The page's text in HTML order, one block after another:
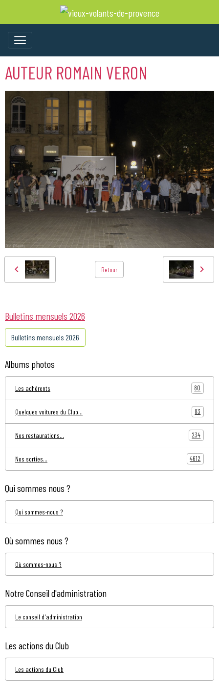
AUTEUR ROMAIN VERON
Retour
Bulletins mensuels 2026
Bulletins mensuels 2026
Albums photos
Les adhérents 80
Quelques voitures du Club... 83
Nos restaurations... 234
Nos sorties... 4612
Qui sommes nous ?
Qui sommes-nous ?
Où sommes nous ?
Où sommes-nous ?
Notre Conseil d'administration
Le conseil d'administration
Les actions du Club
Les actions du Club